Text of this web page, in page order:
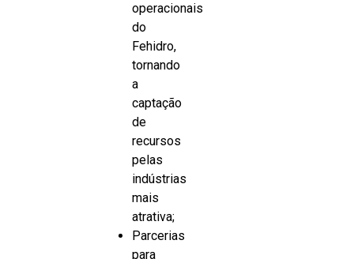
operacionais
do
Fehidro,
tornando
a
captação
de
recursos
pelas
indústrias
mais
atrativa;
Parcerias
para